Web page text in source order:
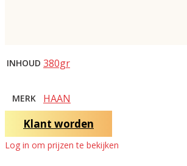
INHOUD 380gr
MERK HAAN
Klant worden
Log in om prijzen te bekijken